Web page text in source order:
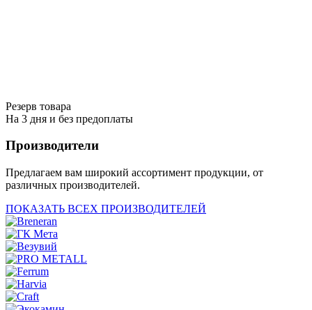
Резерв товара
На 3 дня и без предоплаты
Производители
Предлагаем вам широкий ассортимент продукции, от
различных производителей.
ПОКАЗАТЬ ВСЕХ ПРОИЗВОДИТЕЛЕЙ